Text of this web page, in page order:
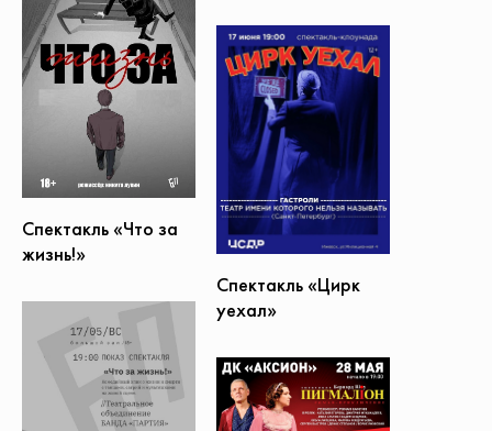
Спектакль «Что за
жизнь!»
Спектакль «Цирк
уехал»